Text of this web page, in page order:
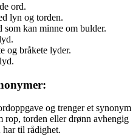
ord.
lyn og torden.
kan minne om bulder.
og bråkete lyder.
og trenger et synonym
torden eller drønn avhengig
har til rådighet.